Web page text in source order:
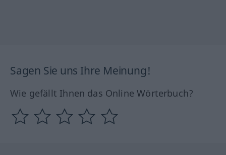
Sagen Sie uns Ihre Meinung!
Wie gefällt Ihnen das Online Wörterbuch?